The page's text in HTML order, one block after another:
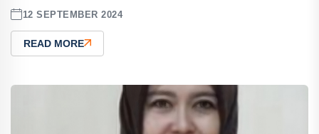
12 SEPTEMBER 2024
READ MORE